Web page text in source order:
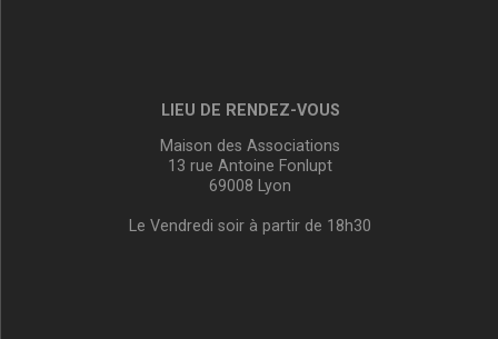
LIEU DE RENDEZ-VOUS
Maison des Associations
13 rue Antoine Fonlupt
69008 Lyon
Le Vendredi soir à partir de 18h30